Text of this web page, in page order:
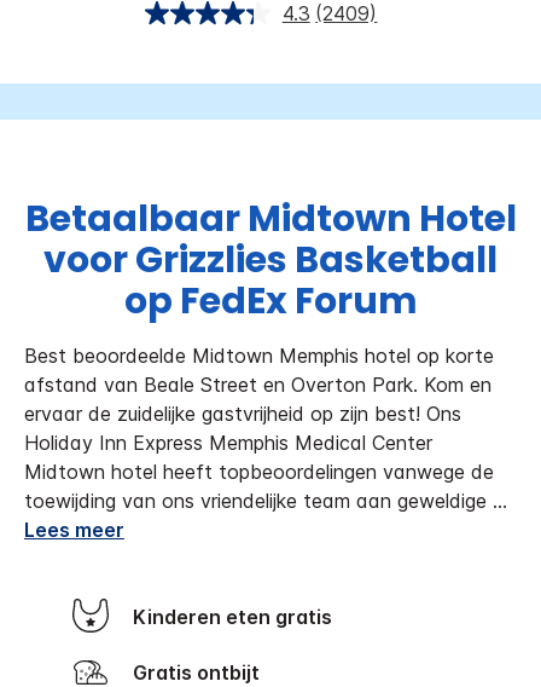
4.3 (2409)
Betaalbaar Midtown Hotel
voor Grizzlies Basketball
op FedEx Forum
Best beoordeelde Midtown Memphis hotel op korte
afstand van Beale Street en Overton Park. Kom en
ervaar de zuidelijke gastvrijheid op zijn best! Ons
Holiday Inn Express Memphis Medical Center
Midtown hotel heeft topbeoordelingen vanwege de
toewijding van ons vriendelijke team aan geweldige ...
Lees meer
Kinderen eten gratis
Gratis ontbijt